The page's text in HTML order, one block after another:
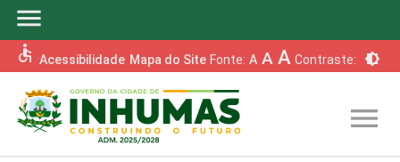
menu
accessible Acessibilidade Mapa do Site Fonte: A A A Contraste: brightness_6
menu